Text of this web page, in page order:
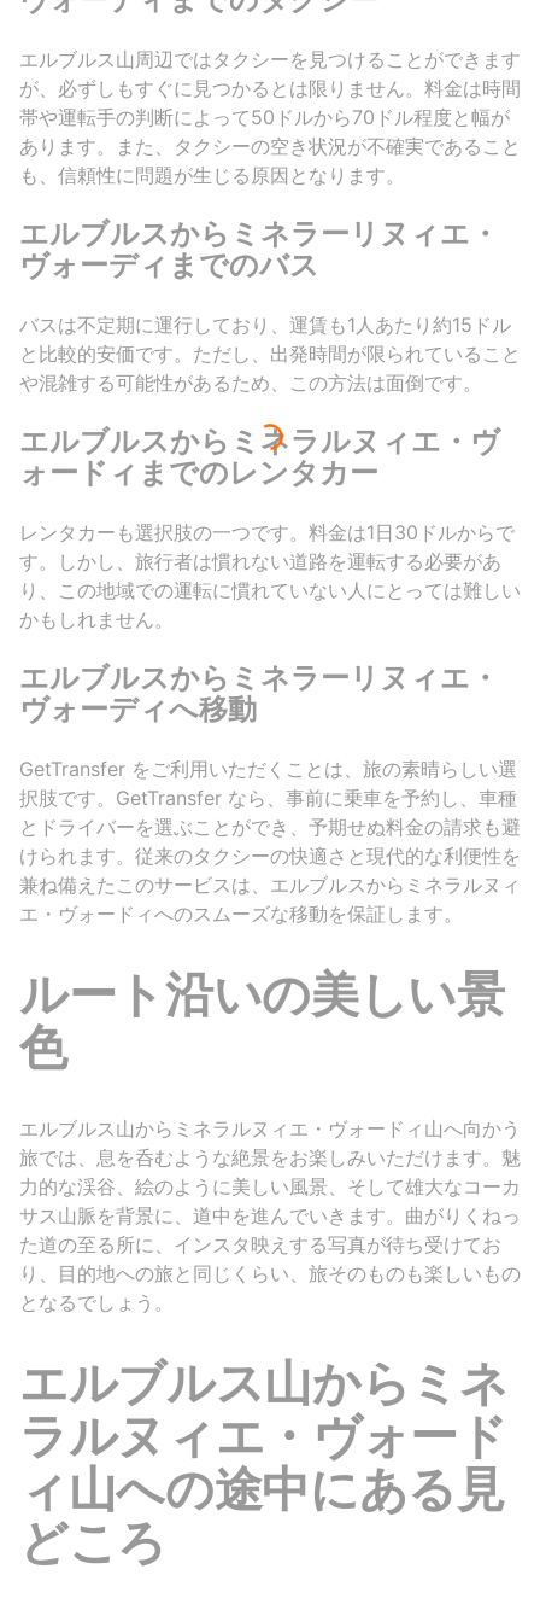
エルブルス山周辺ではタクシーを見つけることができます
が、必ずしもすぐに見つかるとは限りません。料金は時間
帯や運転手の判断によって50ドルから70ドル程度と幅が
あります。また、タクシーの空き状況が不確実であること
も、信頼性に問題が生じる原因となります。
エルブルスからミネラーリヌィエ・
ヴォーディまでのバス
バスは不定期に運行しており、運賃も1人あたり約15ドル
と比較的安価です。ただし、出発時間が限られていること
や混雑する可能性があるため、この方法は面倒です。
エルブルスからミネラルヌィエ・ヴ
ォードィまでのレンタカー
レンタカーも選択肢の一つです。料金は1日30ドルからで
す。しかし、旅行者は慣れない道路を運転する必要があ
り、この地域での運転に慣れていない人にとっては難しい
かもしれません。
エルブルスからミネラーリヌィエ・
ヴォーディへ移動
GetTransfer をご利用いただくことは、旅の素晴らしい選
択肢です。GetTransfer なら、事前に乗車を予約し、車種
とドライバーを選ぶことができ、予期せぬ料金の請求も避
けられます。従来のタクシーの快適さと現代的な利便性を
兼ね備えたこのサービスは、エルブルスからミネラルヌィ
エ・ヴォードィへのスムーズな移動を保証します。
ルート沿いの美しい景
色
エルブルス山からミネラルヌィエ・ヴォードィ山へ向かう
旅では、息を呑むような絶景をお楽しみいただけます。魅
力的な渓谷、絵のように美しい風景、そして雄大なコーカ
サス山脈を背景に、道中を進んでいきます。曲がりくねっ
た道の至る所に、インスタ映えする写真が待ち受けてお
り、目的地への旅と同じくらい、旅そのものも楽しいもの
となるでしょう。
エルブルス山からミネ
ラルヌィエ・ヴォード
ィ山への途中にある見
どころ